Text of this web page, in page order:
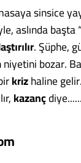
sinsice
aslında başta “
. Şüphe,
bozar.
krizhaline
kazanç